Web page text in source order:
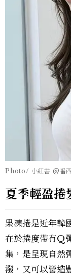
Photo/ 小紅書 @番
夏季輕盈捲
果凍捲是近年韓
在於捲度帶有Q
集，是呈現自然
潑，又可以營造